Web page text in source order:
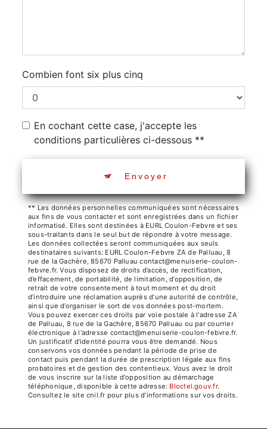
Combien font six plus cinq
En cochant cette case, j'accepte les
conditions particulières ci-dessous **
Envoyer
** Les données personnelles communiquées sont nécessaires
aux fins de vous contacter et sont enregistrées dans un fichier
informatisé. Elles sont destinées à EURL Coulon-Febvre et ses
sous-traitants dans le seul but de répondre à votre message.
Les données collectées seront communiquées aux seuls
destinataires suivants: EURL Coulon-Febvre ZA de Palluau, 8
rue de la Gachère, 85670 Palluau contact@menuiserie-coulon-
febvre.fr. Vous disposez de droits d’accès, de rectification,
d’effacement, de portabilité, de limitation, d’opposition, de
retrait de votre consentement à tout moment et du droit
d’introduire une réclamation auprès d’une autorité de contrôle,
ainsi que d’organiser le sort de vos données post-mortem.
Vous pouvez exercer ces droits par voie postale à l'adresse ZA
de Palluau, 8 rue de la Gachère, 85670 Palluau ou par courrier
électronique à l'adresse contact@menuiserie-coulon-febvre.fr.
Un justificatif d'identité pourra vous être demandé. Nous
conservons vos données pendant la période de prise de
contact puis pendant la durée de prescription légale aux fins
probatoires et de gestion des contentieux. Vous avez le droit
de vous inscrire sur la liste d'opposition au démarchage
téléphonique, disponible à cette adresse:
Bloctel.gouv.fr.
Consultez le site cnil.fr pour plus d’informations sur vos droits.